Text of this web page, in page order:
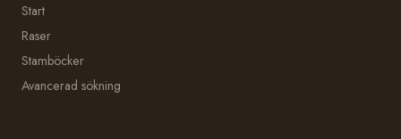
Start
Raser
Stamböcker
Avancerad sökning